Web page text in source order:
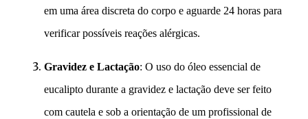
em uma área discreta do corpo e aguarde 24 horas para
verificar possíveis reações alérgicas.
Gravidez e Lactação: O uso do óleo essencial de
eucalipto durante a gravidez e lactação deve ser feito
com cautela e sob a orientação de um profissional de